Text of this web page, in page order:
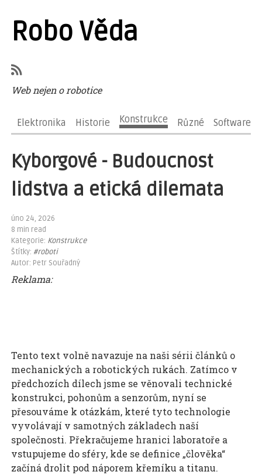
Robo Věda
Web nejen o robotice
Elektronika Historie Konstrukce Různé Software
Kyborgové - Budoucnost
lidstva a etická dilemata
úno 24, 2026
8 min read
Kategorie: Konstrukce
Štítky: #roboti
Autor: Petr Souřadný
Reklama:
Tento text volně navazuje na naši sérii článků o
mechanických a robotických rukách. Zatímco v
předchozích dílech jsme se věnovali technické
konstrukci, pohonům a senzorům, nyní se
přesouváme k otázkám, které tyto technologie
vyvolávají v samotných základech naší
společnosti. Překračujeme hranici laboratoře a
vstupujeme do sféry, kde se definice „člověka“
začíná drolit pod náporem křemíku a titanu.